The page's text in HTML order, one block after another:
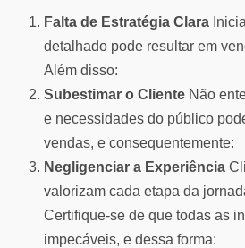
Falta de Estratégia Clara
detalhado pode resultar em
Além disso:
Subestimar o Cliente Não
e necessidades do público
vendas, e consequentemente:
Negligenciar a Experiência
valorizam cada etapa da
Certifique-se de que todas as
impecáveis, e dessa forma: